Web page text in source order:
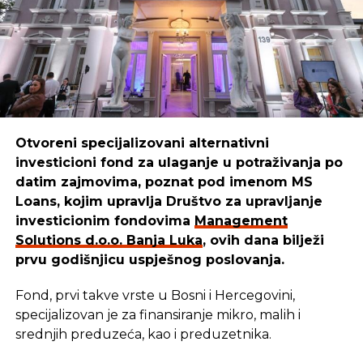
Boškoističe:
“Mi smo sredstva iskoristili da kreiramo,
unaprijedimo i pustimo u izdavaštvo udžbenike za
djecu, prilagođene raznim uzrastima. Danas naši
udžbenici pomažu mnogim mališanima da lakše
uče i odrastaju.”
REKLAMA
Cilj u Management Solutions -u ostaje isti: da
budemo pouzdan partner onima koji stvaraju,
razvijaju i unaprjeđuju našu zajednicu. Zato
nastavljaju istim putem — jer kada ulažu u ljude i
njihove ideje, ulažu u budućnost svih nas –
Otvoreni specijalizovani alternativni
investicioni fond za ulaganje u potraživanja po
datim zajmovima, poznat pod imenom MS
Loans, kojim upravlja Društvo za upravljanje
investicionim fondovima Management
Solutions d.o.o. Banja Luka, ovih dana bilježi
prvu godišnjicu uspješnog poslovanja.
Fond, prvi takve vrste u Bosni i Hercegovini,
specijalizovan je za finansiranje mikro, malih i
srednjih preduzeća, kao i preduzetnika.